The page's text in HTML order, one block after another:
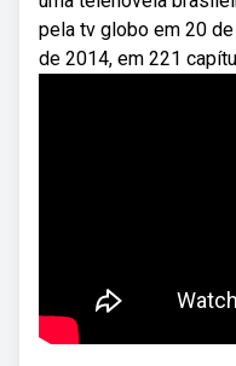
pela tv globo em 20
de 2014, em 221